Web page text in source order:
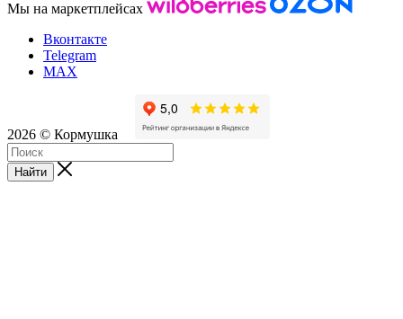
Мы на маркетплейсах
Вконтакте
Telegram
MAX
2026 © Кормушка
Найти